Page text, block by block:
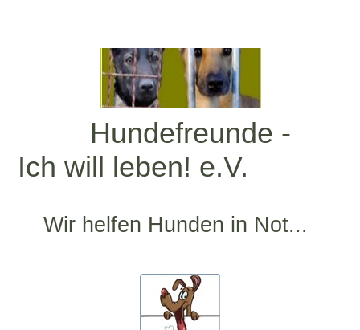
Hundefreunde -
Ich will leben! e.V.
Wir helfen Hunden in Not...